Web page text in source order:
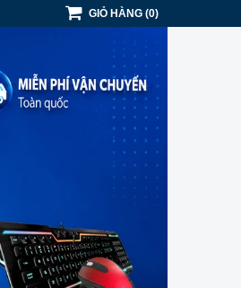
GIỎ HÀNG (0)